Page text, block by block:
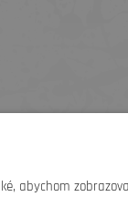
abychom